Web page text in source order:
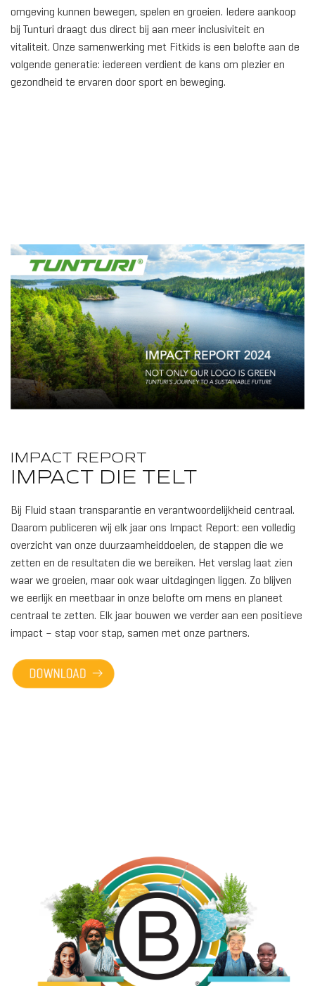
omgeving kunnen bewegen, spelen en groeien. Iedere aankoop
bij Tunturi draagt dus direct bij aan meer inclusiviteit en
vitaliteit. Onze samenwerking met Fitkids is een belofte aan de
volgende generatie: iedereen verdient de kans om plezier en
gezondheid te ervaren door sport en beweging.
IMPACT REPORT
IMPACT DIE TELT
Bij Fluid staan transparantie en verantwoordelijkheid centraal.
Daarom publiceren wij elk jaar ons Impact Report: een volledig
overzicht van onze duurzaamheiddoelen, de stappen die we
zetten en de resultaten die we bereiken. Het verslag laat zien
waar we groeien, maar ook waar uitdagingen liggen. Zo blijven
we eerlijk en meetbaar in onze belofte om mens en planeet
centraal te zetten. Elk jaar bouwen we verder aan een positieve
impact – stap voor stap, samen met onze partners.